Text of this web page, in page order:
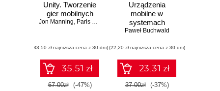
Unity. Tworzenie
gier mobilnych
Jon Manning, Paris Buttfield-Addison
(33,50 zł najniższa cena z 30 dni)
35.51 zł
67.00zł (-47%)
Urządzenia
mobilne w
systemach
rzeczywistości
Paweł Buchwald
(22,20 zł najniższa cena z 30 dni)
23.31 zł
37.00zł (-37%)